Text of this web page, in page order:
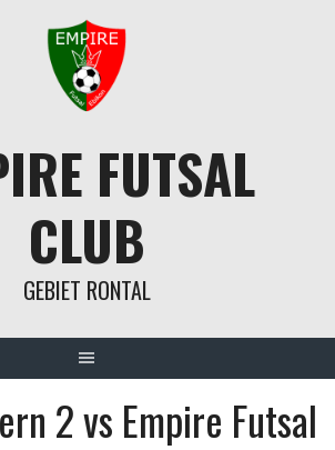
FUTSAL
CLUB
GEBIET RONTAL
2 vs Empire Futsal